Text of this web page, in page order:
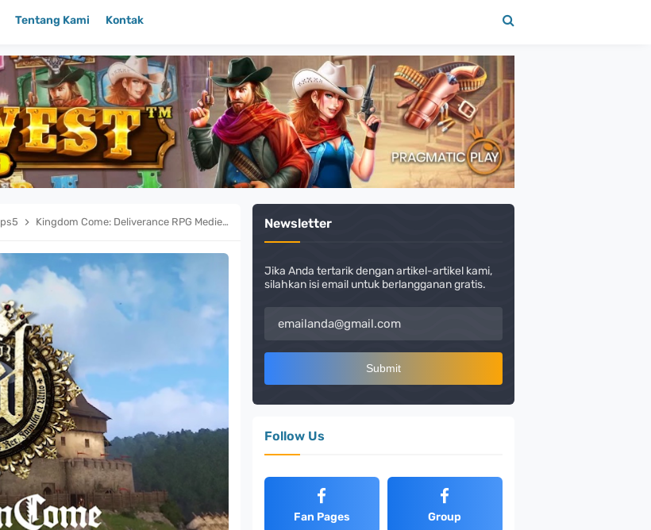
Tentang Kami Kontak
ps5 Kingdom Come: Deliverance RPG Medieval Paling Realistis yang Pernah Ada! Newsletter
Jika Anda tertarik dengan artikel-artikel kami,
silahkan isi email untuk berlangganan gratis.
Follow Us
Fan Pages Group